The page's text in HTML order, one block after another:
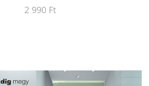
2 990 Ft